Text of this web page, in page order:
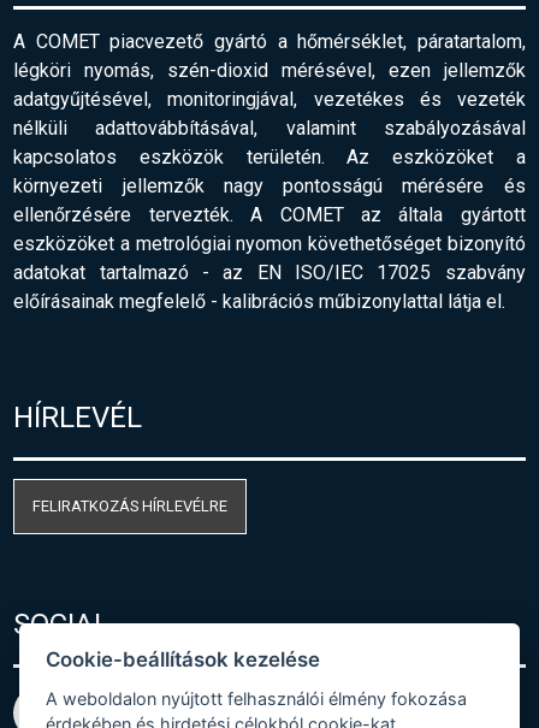
A COMET piacvezető gyártó a hőmérséklet, páratartalom,
légköri nyomás, szén-dioxid mérésével, ezen jellemzők
adatgyűjtésével, monitoringjával, vezetékes és vezeték
nélküli adattovábbításával, valamint szabályozásával
kapcsolatos eszközök területén. Az eszközöket a
környezeti jellemzők nagy pontosságú mérésére és
ellenőrzésére tervezték. A COMET az általa gyártott
eszközöket a metrológiai nyomon követhetőséget bizonyító
adatokat tartalmazó - az EN ISO/IEC 17025 szabvány
előírásainak megfelelő - kalibrációs műbizonylattal látja el.
HÍRLEVÉL
FELIRATKOZÁS HÍRLEVÉLRE
SOCIAL
Cookie-beállítások kezelése
A weboldalon nyújtott felhasználói élmény fokozása
érdekében és hirdetési célokból cookie-kat